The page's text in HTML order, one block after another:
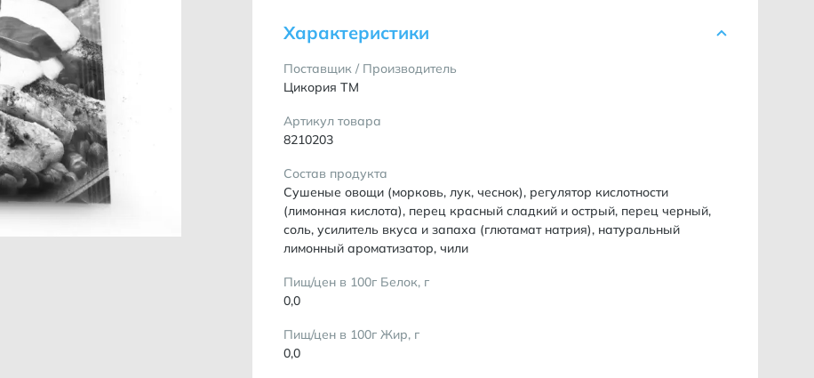
Характеристики
Поставщик / Производитель
Цикория ТМ
Артикул товара
8210203
Состав продукта
Сушеные овощи (морковь, лук, чеснок), регулятор кислотности
(лимонная кислота), перец красный сладкий и острый, перец черный,
соль, усилитель вкуса и запаха (глютамат натрия), натуральный
лимонный ароматизатор, чили
Пищ/цен в 100г Белок, г
0,0
Пищ/цен в 100г Жир, г
0,0